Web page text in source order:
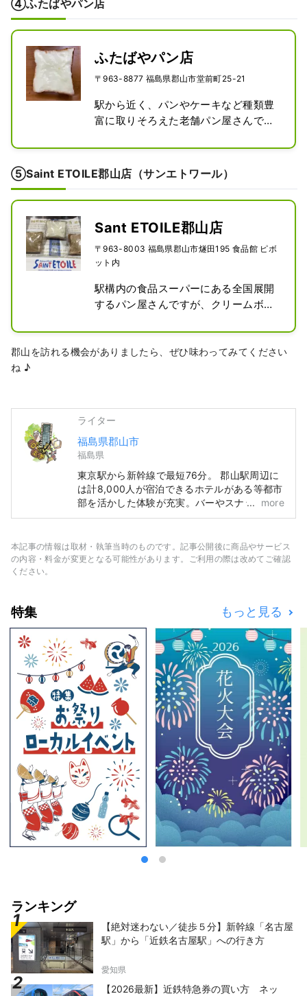
リームの優しい甘さがベストマッチで
④ふたばやパン店
ふたばやパン店
〒963-8877 福島県郡山市堂前町25-21
駅から近く、パンやケーキなど種類豊
富に取りそろえた老舗パン屋さんで
ーヒーパンは、昔から変わらず市民に
愛され続けています。『ふたばやパン
店』のクリームボックス(151円）はバ
ターの香りたっぷりのデニッシュ生地
マッチで、コーヒーパンに続く人気商
品です。
⑤Saint ETOILE郡山店（サンエトワール）
Sant ETOILE郡山店
〒963-8003 福島県郡山市燧田195 食品館 ピボ
ット内
駅構内の食品スーパーにある全国展開
するパン屋さんですが、クリームボッ
ます。12～13㎝四方のふんわり柔らか
パンに甘さ控えめのミルク風味が際だ
様から人気です。
郡山を訪れる機会がありましたら、ぜひ味わってみてください
ね ♪
ライター
福島県郡山市
福島県
東京駅から新幹線で最短76分。 郡山駅周辺に
は計8,000人が宿泊できるホテルがある等都市
部を活かした体験が充実。バーやスナックなど
の日本式ナイトコンテンツも楽しめます。 ま
感じることができます。 国立公園でもある
「猪苗代湖」や日本最古の桜などの自然景観、
ることができます。ぜひ東北旅のスタート地点
として来訪お待ちしております。
more
本記事の情報は取材・執筆当時のものです。記事公開後に商品やサービス
の内容・料金が変更となる可能性があります。ご利用の際は改めてご確認
ください。
特集 もっと見る
ランキング
【絶対迷わない／徒歩５分】新幹線「名古屋
駅」から「近鉄名古屋駅」への行き方
愛知県
【2026最新】近鉄特急券の買い方 ネッ